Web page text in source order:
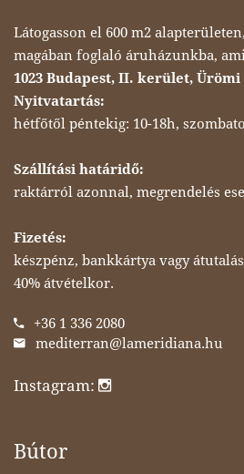
Látogasson el 600 m2
magában foglaló áruházunkba,
1023 Budapest, II. kerület, Ürömi
Nyitvatartás:
hétfőtől péntekig: 10-18h,
Szállítási határidő:
raktárról azonnal, megrendelés
Fizetés:
készpénz, bankkártya vagy
40% átvételkor.
+36 1 336 2080
mediterran@lameridiana.hu
Instagram:
Bútor